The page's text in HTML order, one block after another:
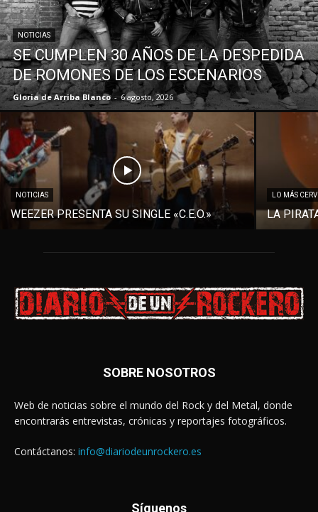
NOTICIAS
SE CUMPLEN 30 AÑOS DE LA DESPEDIDA
DE ROMONES DE LOS ESCENARIOS
Gloria de Arriba Blanco - 6 agosto, 2026
NOTICIAS
WEEZER PRESENTA SU SINGLE «C.E.O.»
LO MÁS
LA
SOBRE NOSOTROS
Web de noticias sobre el mundo del Rock y del Metal, donde
encontrarás entrevistas, crónicas y reportajes fotográficos.
Contáctanos: info@diariodeunrockero.es
Síguenos